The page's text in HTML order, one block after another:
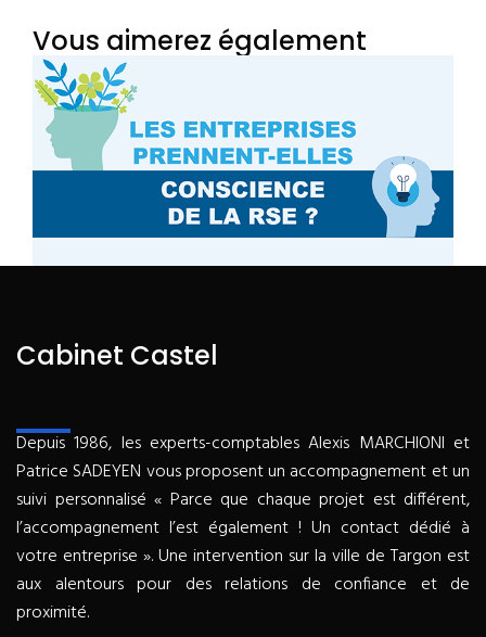
Vous aimerez également
Cabinet Castel
Depuis 1986, les experts-comptables Alexis MARCHIONI et
Patrice SADEYEN vous proposent un accompagnement et un
suivi personnalisé « Parce que chaque projet est différent,
l’accompagnement l’est également ! Un contact dédié à
votre entreprise ». Une intervention sur la ville de Targon est
aux alentours pour des relations de confiance et de
proximité.